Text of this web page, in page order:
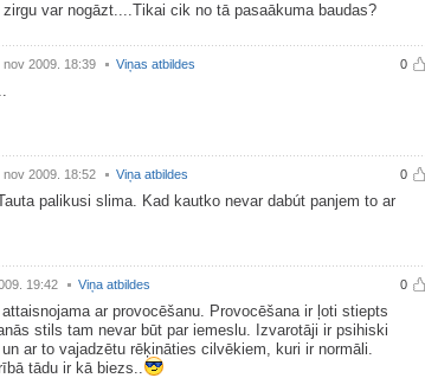
var nogāzt....Tikai cik no tā pasaākuma baudas?
0
nov 2009. 18:39 Viņas atbildes
0
nov 2009. 18:52 Viņa atbildes
palikusi slima. Kad kautko nevar dabút panjem to ar
0
19:42 Viņa atbildes
attaisnojama ar provocēšanu. Provocēšana ir ļoti stiepts
stils tam nevar būt par iemeslu. Izvarotāji ir psihiski
ar to vajadzētu rēķināties cilvēkiem, kuri ir normāli.
tādu ir kā biezs..